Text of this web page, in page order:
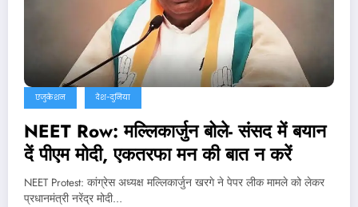
एजुकेशन देश-दुनिया
NEET Row: मल्लिकार्जुन बोले- संसद में बयान
दें पीएम मोदी, एकतरफा मन की बात न करें
NEET Protest: कांग्रेस अध्यक्ष मल्लिकार्जुन खरगे ने पेपर लीक मामले को लेकर
प्रधानमंत्री नरेंद्र मोदी…